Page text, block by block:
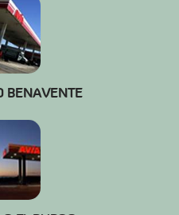
BENAVENTE